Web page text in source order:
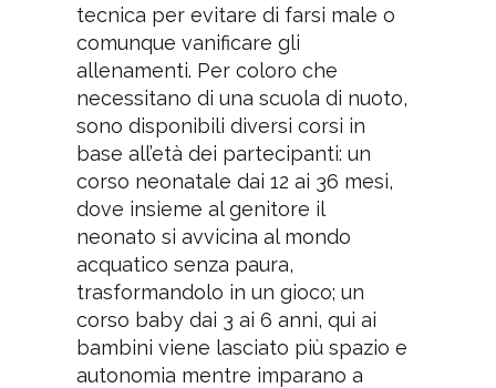
tecnica per evitare di farsi male o
comunque vanificare gli
allenamenti. Per coloro che
necessitano di una scuola di nuoto,
sono disponibili diversi corsi in
base all’età dei partecipanti: un
corso neonatale dai 12 ai 36 mesi,
dove insieme al genitore il
neonato si avvicina al mondo
acquatico senza paura,
trasformandolo in un gioco; un
corso baby dai 3 ai 6 anni, qui ai
bambini viene lasciato più spazio e
autonomia mentre imparano a